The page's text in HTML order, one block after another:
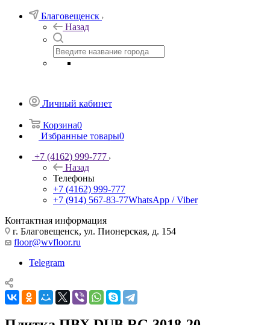
Благовещенск
Назад
Личный кабинет
Корзина0
Избранные товары0
+7 (4162) 999-777
Назад
Телефоны
+7 (4162) 999-777
+7 (914) 567-83-77WhatsApp / Viber
Контактная информация
г. Благовещенск, ул. Пионерская, д. 154
floor@wvfloor.ru
Telegram